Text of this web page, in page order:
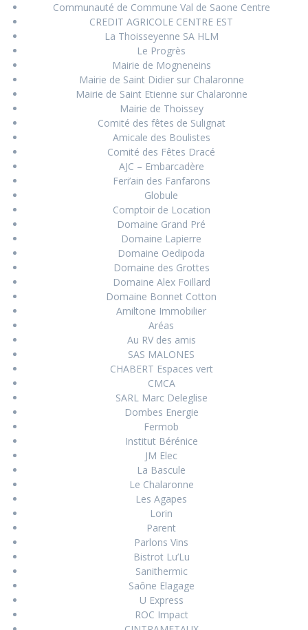
Communauté de Commune Val de Saone Centre
CREDIT AGRICOLE CENTRE EST
La Thoisseyenne SA HLM
Le Progrès
Mairie de Mogneneins
Mairie de Saint Didier sur Chalaronne
Mairie de Saint Etienne sur Chalaronne
Mairie de Thoissey
Comité des fêtes de Sulignat
Amicale des Boulistes
Comité des Fêtes Dracé
AJC – Embarcadère
Feri’ain des Fanfarons
Globule
Comptoir de Location
Domaine Grand Pré
Domaine Lapierre
Domaine Oedipoda
Domaine des Grottes
Domaine Alex Foillard
Domaine Bonnet Cotton
Amiltone Immobilier
Aréas
Au RV des amis
SAS MALONES
CHABERT Espaces vert
CMCA
SARL Marc Deleglise
Dombes Energie
Fermob
Institut Bérénice
JM Elec
La Bascule
Le Chalaronne
Les Agapes
Lorin
Parent
Parlons Vins
Bistrot Lu’Lu
Sanithermic
Saône Elagage
U Express
ROC Impact